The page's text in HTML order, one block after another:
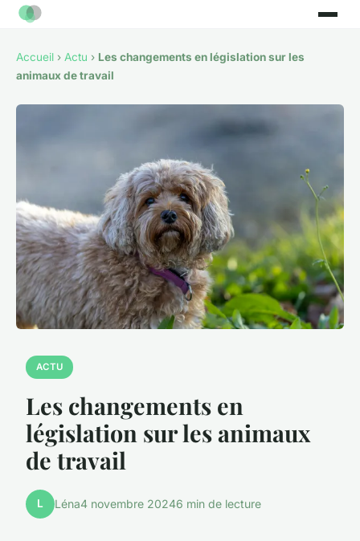
Accueil › Actu › Les changements en législation sur les
animaux de travail
ACTU
Les changements en
législation sur les animaux
de travail
L Léna4 novembre 20246 min de lecture